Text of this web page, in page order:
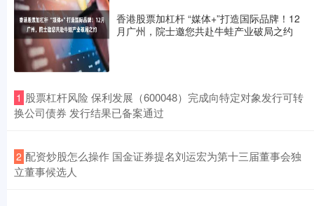
香港股票加杠杆 “媒体+”打造国际品牌！12
月广州，院士邀您共赴牛蛙产业破局之约
1 ​股票杠杆风险 保利发展（600048）完成向特定对象发行可转
换公司债券 发行结果已备案通过
2 ​配资炒股怎么操作 国金证券提名刘运宏为第十三届董事会独
立董事候选人